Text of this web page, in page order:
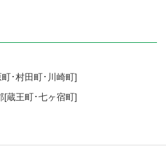
町･村田町･ 川崎町]
[蔵王町･七ヶ宿町]